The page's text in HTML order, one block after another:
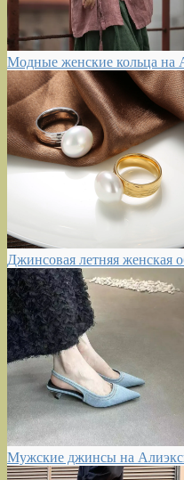
Модные женские кольца на
Джинсовая летняя женская
Мужские джинсы на